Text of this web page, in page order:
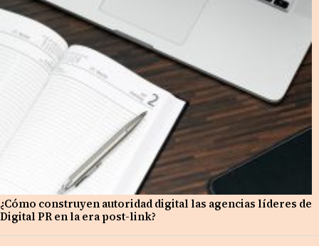
¿Cómo construyen autoridad digital las agencias líderes de
Digital PR en la era post-link?